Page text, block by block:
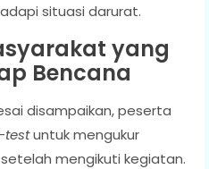
situasi darurat.
yang
Bencana
disampaikan, peserta
testuntuk mengukur
mengikuti kegiatan.